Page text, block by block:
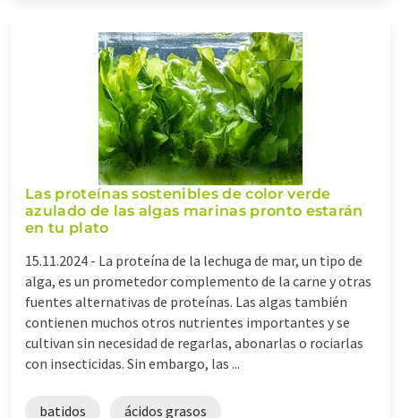
Las proteínas sostenibles de color verde
azulado de las algas marinas pronto estarán
en tu plato
15.11.2024 - La proteína de la lechuga de mar, un tipo de
alga, es un prometedor complemento de la carne y otras
fuentes alternativas de proteínas. Las algas también
contienen muchos otros nutrientes importantes y se
cultivan sin necesidad de regarlas, abonarlas o rociarlas
con insecticidas. Sin embargo, las ...
batidos ácidos grasos